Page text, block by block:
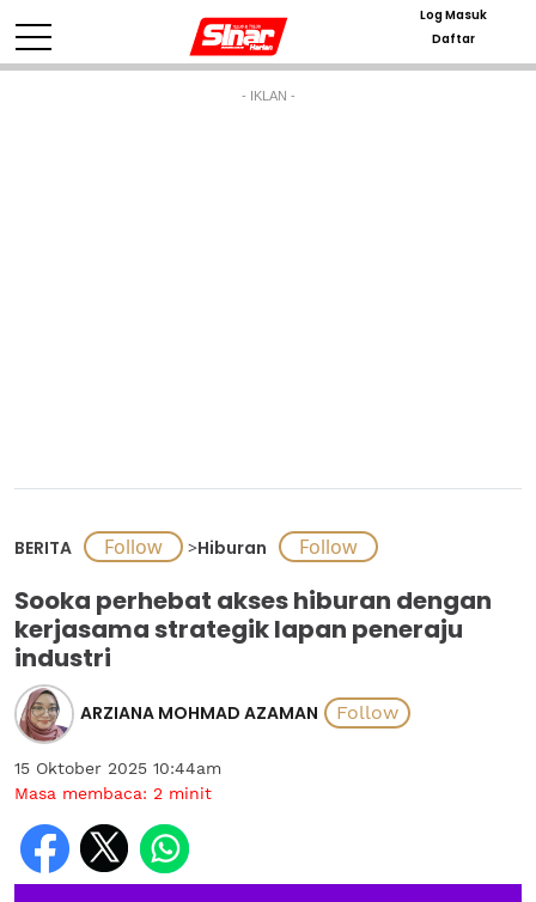
Log Masuk
Daftar
- IKLAN -
BERITA >Hiburan
Sooka perhebat akses hiburan dengan
kerjasama strategik lapan peneraju
industri
ARZIANA MOHMAD AZAMAN
15 Oktober 2025 10:44am
Masa membaca: 2 minit